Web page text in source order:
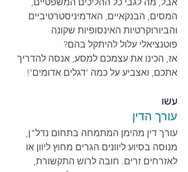
אבל, מה לגבי כל ההליכים המשפטיים,
המסים, הבנקאיים, האדמיניסטרטיביים
והביורוקרטיות האינסופיות שקונה
פוטנציאלי עלול להיתקל בהם?
אז, הכינו את עצמכם למסע, אנסה להדריך
אתכם, ואצביע על כמה 'דגלים אדומים'!
עשו
עורך הדין
עורך דין מהימן המתמחה בתחום נדל"ן,
מנוסה בסיוע ליוונים הגרים מחוץ ליוון או
לאזרחים זרים. חובה לרוש התקשורת,